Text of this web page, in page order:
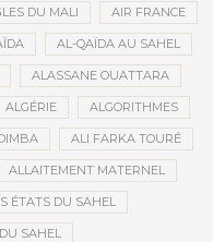
DU MALI AIR FRANCE
AL-QAÏDA AU SAHEL
ALASSANE OUATTARA
ALGÉRIE ALGORITHMES
ALI FARKA TOURÉ
ALLAITEMENT MATERNEL
ÉTATS DU SAHEL
SAHEL